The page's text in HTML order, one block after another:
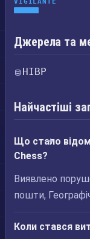
Джерела та
HIBP
Найчастіші
Що стало
Chess?
Виявлено
пошти,
Коли стався